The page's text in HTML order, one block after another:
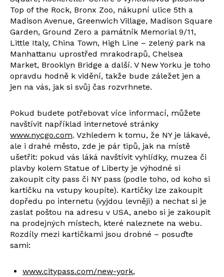
Top of the Rock, Bronx Zoo, nákupní ulice 5th a
Madison Avenue, Greenwich Village, Madison Square
Garden, Ground Zero a památník Memorial 9/11,
Little Italy, China Town, High Line – zelený park na
Manhattanu uprostřed mrakodrapů, Chelsea
Market, Brooklyn Bridge a další. V New Yorku je toho
opravdu hodně k vidění, takže bude záležet jen a
jen na vás, jak si svůj čas rozvrhnete.
Pokud budete potřebovat více informací, můžete
navštívit například internetové stránky
www.nycgo.com. Vzhledem k tomu, že NY je lákavé,
ale i drahé město, zde je pár tipů, jak na místě
ušetřit: pokud vás láká navštívit vyhlídky, muzea či
plavby kolem Statue of Liberty je výhodné si
zakoupit city pass či NY pass (podle toho, od koho si
kartičku na vstupy koupíte). Kartičky lze zakoupit
dopředu po internetu (vyjdou levněji) a nechat si je
zaslat poštou na adresu v USA, anebo si je zakoupit
na prodejných místech, které naleznete na webu.
Rozdíly mezi kartičkami jsou drobné – posuďte
sami:
www.citypass.com/new-york,